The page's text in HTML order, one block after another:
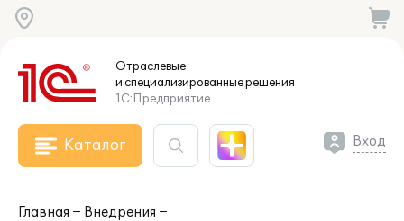
Отраслевые
и специализированныерешения
1С:Предприятие
Каталог Вход
Главная
Внедрения